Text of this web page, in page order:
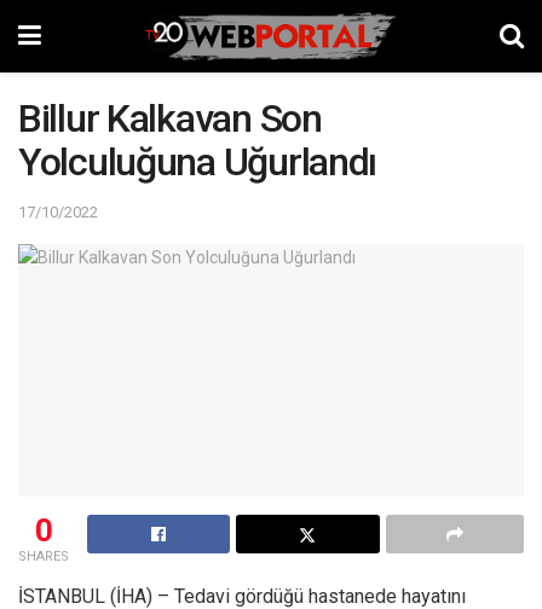
Billur Kalkavan Son
Yolculuğuna Uğurlandı
17/10/2022
0
SHARES
İSTANBUL (İHA) – Tedavi gördüğü hastanede hayatını